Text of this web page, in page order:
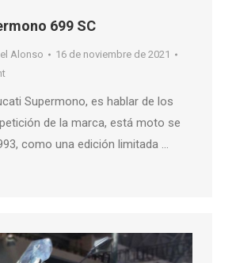
699 SC
Alonso
16 de noviembre de 2021
Supermono, es hablar de los
de la marca, está moto se
como una edición limitada …